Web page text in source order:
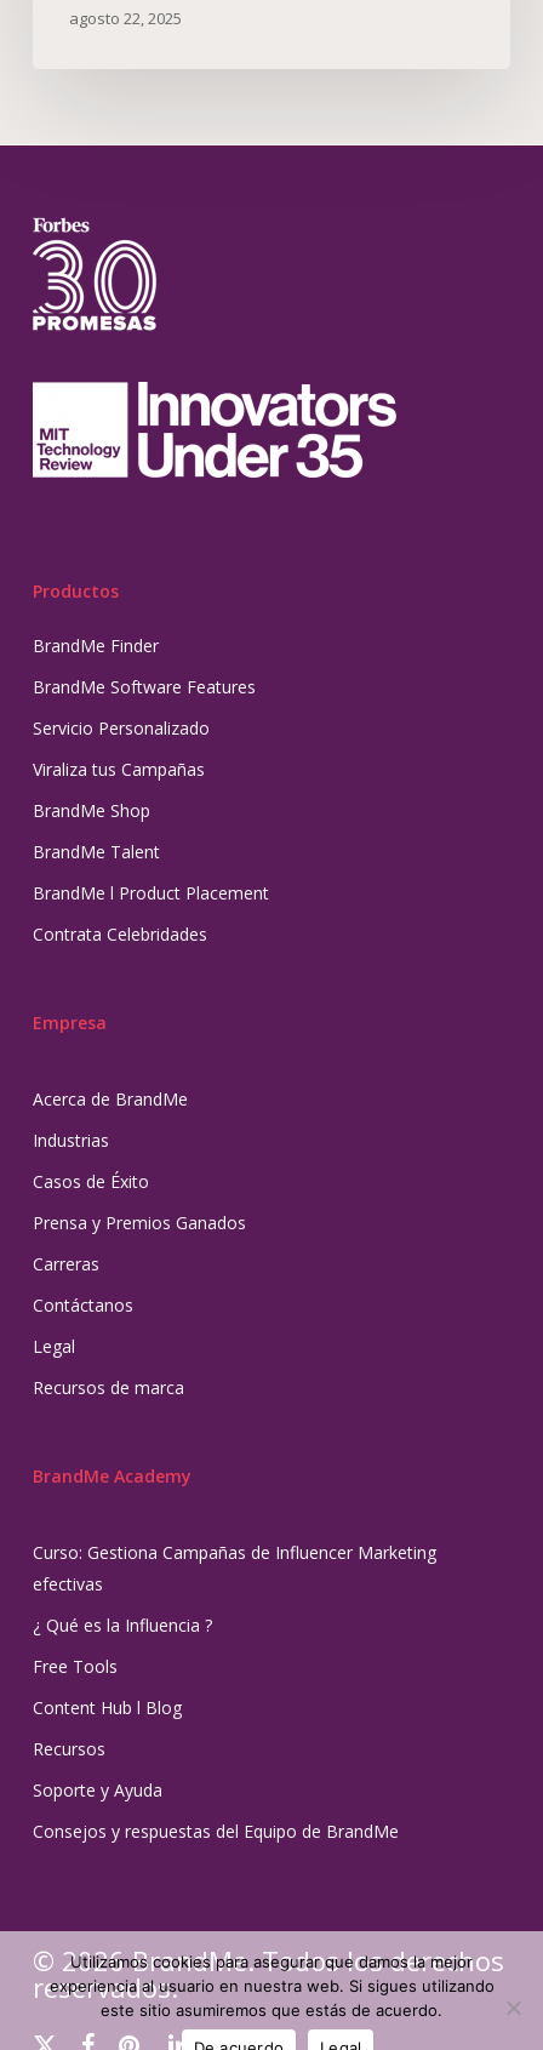
agosto 22, 2025
Productos
BrandMe Finder
BrandMe Software Features
Servicio Personalizado
Viraliza tus Campañas
BrandMe Shop
BrandMe Talent
BrandMe l Product Placement
Contrata Celebridades
Empresa
Acerca de BrandMe
Industrias
Casos de Éxito
Prensa y Premios Ganados
Carreras
Contáctanos
Legal
Recursos de marca
BrandMe Academy
Curso: Gestiona Campañas de Influencer Marketing
efectivas
¿ Qué es la Influencia ?
Free Tools
Content Hub l Blog
Recursos
Soporte y Ayuda
Consejos y respuestas del Equipo de BrandMe
© 2026 BrandMe. Todos los derechos
reservados.
x- facebookpinterestlinkedin youtubeinstagramtiktok
Utilizamos cookies para asegurar que damos la mejor
experiencia al usuario en nuestra web. Si sigues utilizando
este sitio asumiremos que estás de acuerdo.